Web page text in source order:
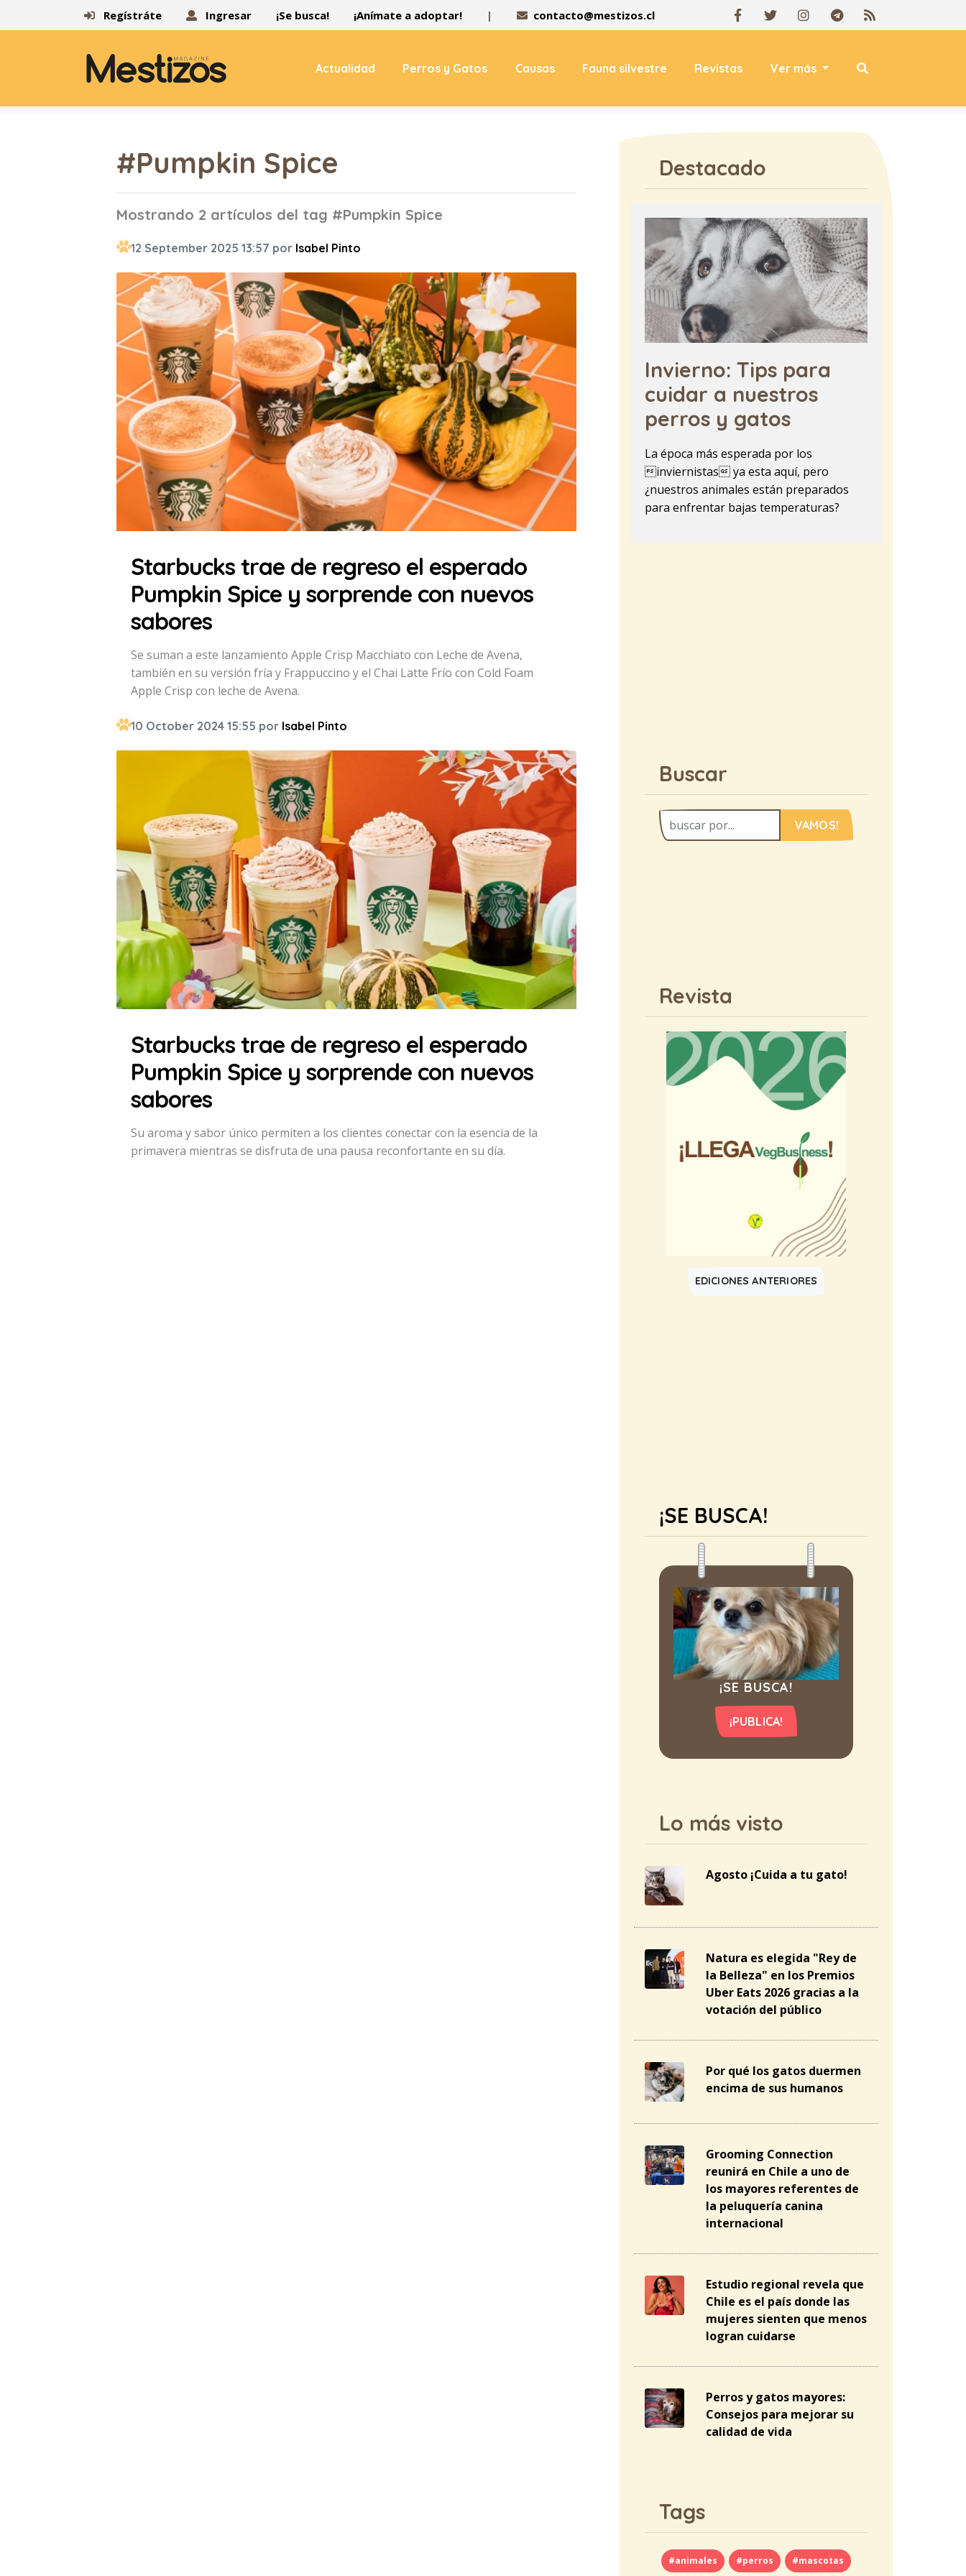
Regístráte Ingresar ¡Se busca! ¡Anímate a adoptar! | contacto@mestizos.cl
Actualidad Perros y Gatos Causas Fauna silvestre Revistas Ver más
#Pumpkin Spice
Mostrando 2 artículos del tag #Pumpkin Spice
12 September 2025 13:57 por Isabel Pinto
Starbucks trae de regreso el esperado
Pumpkin Spice y sorprende con nuevos
sabores
Se suman a este lanzamiento Apple Crisp Macchiato con Leche de Avena,
también en su versión fría y Frappuccino y el Chai Latte Frío con Cold Foam
Apple Crisp con leche de Avena.
10 October 2024 15:55 por Isabel Pinto
Starbucks trae de regreso el esperado
Pumpkin Spice y sorprende con nuevos
sabores
Su aroma y sabor único permiten a los clientes conectar con la esencia de la
primavera mientras se disfruta de una pausa reconfortante en su día.
Destacado
Invierno: Tips para
cuidar a nuestros
perros y gatos
La época más esperada por los
inviernistas ya esta aquí, pero
¿nuestros animales están preparados
para enfrentar bajas temperaturas?
Buscar
VAMOS!
Revista
EDICIONES ANTERIORES
¡SE BUSCA!
¡SE BUSCA!
¡PUBLICA!
Lo más visto
Agosto ¡Cuida a tu gato!
Natura es elegida "Rey de
la Belleza" en los Premios
Uber Eats 2026 gracias a la
votación del público
Por qué los gatos duermen
encima de sus humanos
Grooming Connection
reunirá en Chile a uno de
los mayores referentes de
la peluquería canina
internacional
Estudio regional revela que
Chile es el país donde las
mujeres sienten que menos
logran cuidarse
Perros y gatos mayores:
Consejos para mejorar su
calidad de vida
Tags
#animales #perros #mascotas